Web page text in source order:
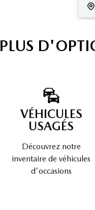
PLUS
VÉHICULES
USAGÉS
Découvrez notre
inventaire de véhicules
d'occasions